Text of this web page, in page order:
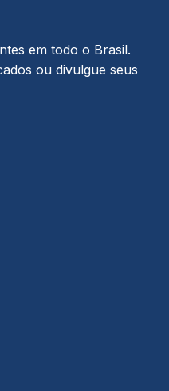
em todo o Brasil.
ou divulgue seus